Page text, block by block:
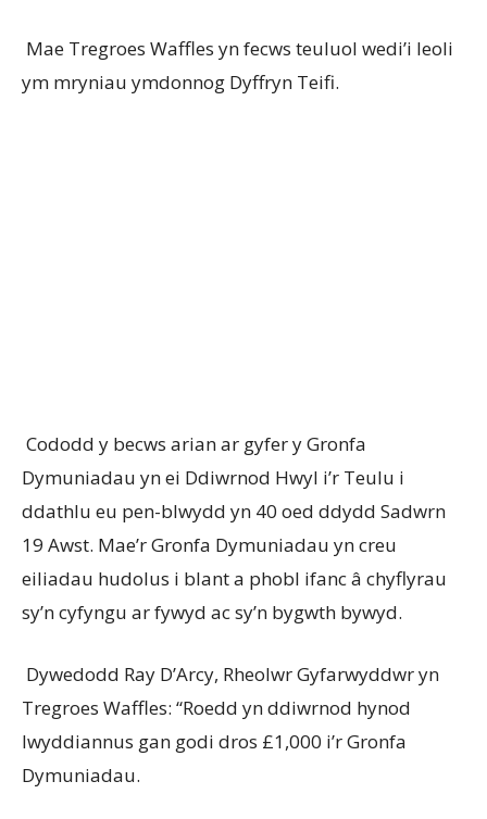
Mae Tregroes Waffles yn fecws teuluol wedi’i leoli
ym mryniau ymdonnog Dyffryn Teifi.
Cododd y becws arian ar gyfer y Gronfa
Dymuniadau yn ei Ddiwrnod Hwyl i’r Teulu i
ddathlu eu pen-blwydd yn 40 oed ddydd Sadwrn
19 Awst. Mae’r Gronfa Dymuniadau yn creu
eiliadau hudolus i blant a phobl ifanc â chyflyrau
sy’n cyfyngu ar fywyd ac sy’n bygwth bywyd.
Dywedodd Ray D’Arcy, Rheolwr Gyfarwyddwr yn
Tregroes Waffles: “Roedd yn ddiwrnod hynod
lwyddiannus gan godi dros £1,000 i’r Gronfa
Dymuniadau.